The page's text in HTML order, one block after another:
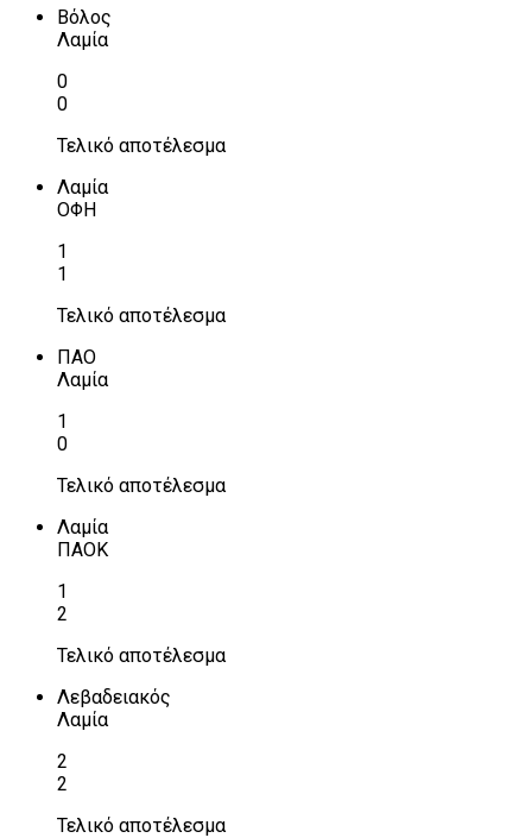
Βόλος
Λαμία
0
0
Τελικό αποτέλεσμα
Λαμία
ΟΦΗ
1
1
Τελικό αποτέλεσμα
ΠΑΟ
Λαμία
1
0
Τελικό αποτέλεσμα
Λαμία
ΠΑΟΚ
1
2
Τελικό αποτέλεσμα
Λεβαδειακός
Λαμία
2
2
Τελικό αποτέλεσμα